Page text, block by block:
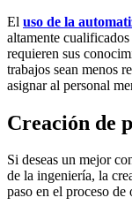
El uso de la
altamente
requieren sus
trabajos sean menos
asignar al personal
Creación de
Si deseas un mejor
de la ingeniería, la
paso en el proceso